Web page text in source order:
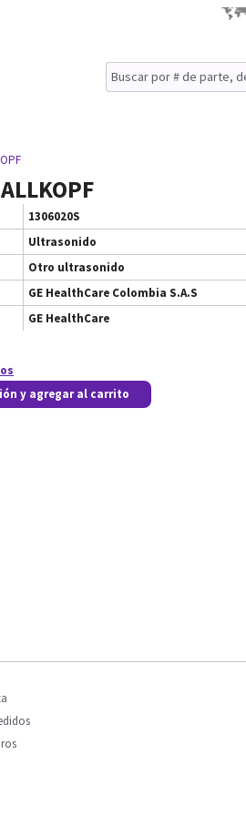
1306020S
Ultrasonido
Otro ultrasonido
GE HealthCare Colombia S.A.S
GE HealthCare
y agregar al carrito